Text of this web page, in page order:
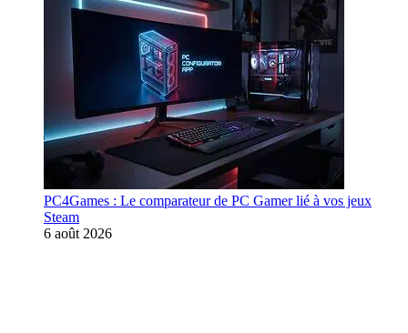
PC4Games : Le comparateur de PC Gamer lié à vos jeux
Steam
6 août 2026